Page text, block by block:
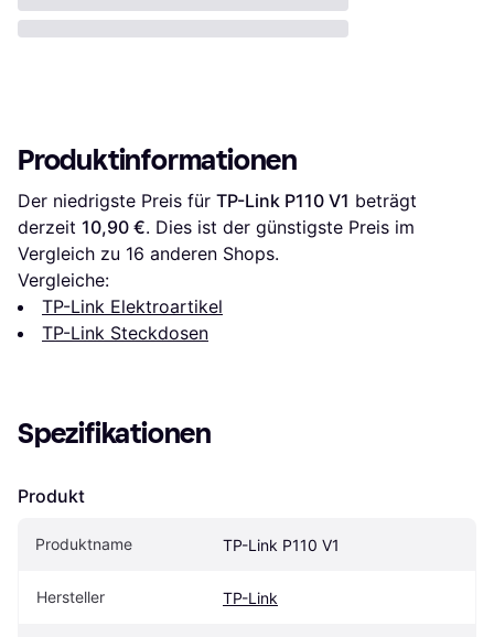
Produktinformationen
Der niedrigste Preis für TP-Link P110 V1 beträgt
derzeit 10,90 €. Dies ist der günstigste Preis im
Vergleich zu 16 anderen Shops.
Vergleiche:
TP-Link Elektroartikel
TP-Link Steckdosen
Spezifikationen
Produkt
Produktname TP-Link P110 V1
Hersteller TP-Link